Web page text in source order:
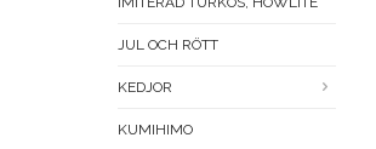
JUL OCH RÖTT
KEDJOR
KUMIHIMO